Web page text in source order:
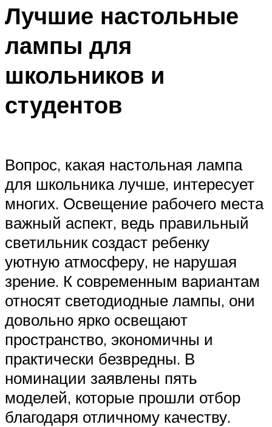
Лучшие настольные
лампы для
школьников и
студентов
Вопрос, какая настольная лампа
для школьника лучше, интересует
многих. Освещение рабочего места
важный аспект, ведь правильный
светильник создаст ребенку
уютную атмосферу, не нарушая
зрение. К современным вариантам
относят светодиодные лампы, они
довольно ярко освещают
пространство, экономичны и
практически безвредны. В
номинации заявлены пять
моделей, которые прошли отбор
благодаря отличному качеству.